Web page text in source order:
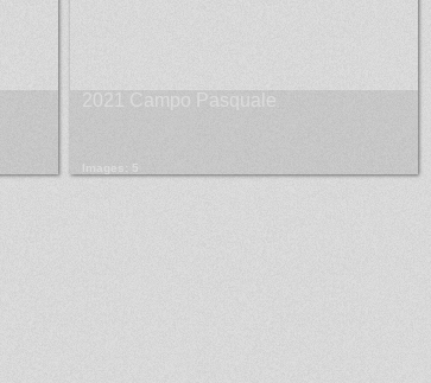
2021 Campo Pasquale
Images: 5